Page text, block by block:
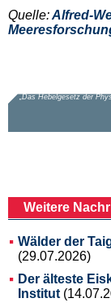
Quelle:Alfred-
Weitere
Wälder der
(29.07.2026)
Der älteste
Institut